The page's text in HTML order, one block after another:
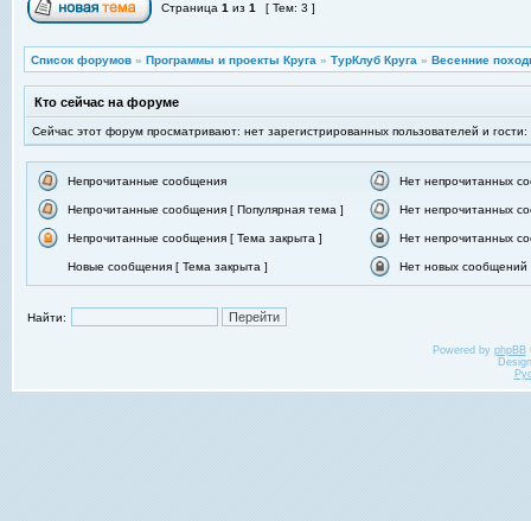
Страница 1 из 1 [ Тем: 3 ]
Список форумов » Программы и проекты Круга » ТурКлуб Круга » Весенние
Кто сейчас на форуме
Сейчас этот форум просматривают: нет зарегистрированных пользователей и гости:
Непрочитанные сообщения Нет непрочитанных
Непрочитанные сообщения [ Популярная тема ] Нет непрочитанных
Непрочитанные сообщения [ Тема закрыта ] Нет непрочитанных
Новые сообщения [ Тема закрыта ] Нет новых сообщений
Найти:
Powered by phpBB